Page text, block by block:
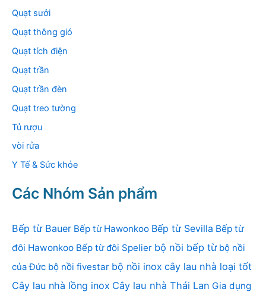
Quạt sưởi
Quạt thông gió
Quạt tích điện
Quạt trần
Quạt trần đèn
Quạt treo tường
Tủ rượu
vòi rửa
Y Tế & Sức khỏe
Các Nhóm Sản phẩm
Bếp từ Bauer Bếp từ Hawonkoo Bếp từ Sevilla Bếp từ
đôi Hawonkoo Bếp từ đôi Spelier bộ nồi bếp từ bộ nồi
của Đức bộ nồi fivestar bộ nồi inox cây lau nhà loại tốt
Cây lau nhà lồng inox Cây lau nhà Thái Lan Gia dụng